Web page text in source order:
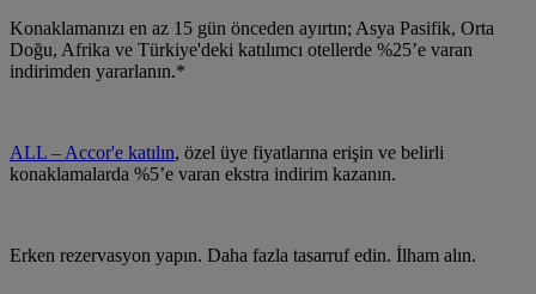
Konaklamanızı en az 15 gün önceden ayırtın; Asya Pasifik, Orta
Doğu, Afrika ve Türkiye'deki katılımcı otellerde %25’e varan
indirimden yararlanın.*
ALL – Accor'e katılın, özel üye fiyatlarına erişin ve belirli
konaklamalarda %5’e varan ekstra indirim kazanın.
Erken rezervasyon yapın. Daha fazla tasarruf edin. İlham alın.